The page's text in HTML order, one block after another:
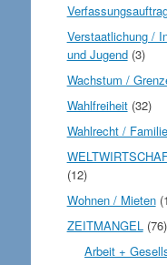
Verstaatlichung /
und Jugend(3)
Wachstum /
Wahlfreiheit(32)
Wahlrecht /
(12)
Wohnen / Mieten
ZEITMANGEL (76)
Arbeit +